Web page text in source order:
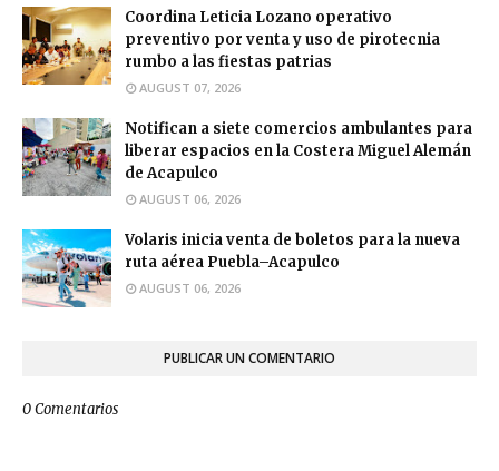
Coordina Leticia Lozano operativo
preventivo por venta y uso de pirotecnia
rumbo a las fiestas patrias
AUGUST 07, 2026
Notifican a siete comercios ambulantes para
liberar espacios en la Costera Miguel Alemán
de Acapulco
AUGUST 06, 2026
Volaris inicia venta de boletos para la nueva
ruta aérea Puebla–Acapulco
AUGUST 06, 2026
PUBLICAR UN COMENTARIO
0 Comentarios